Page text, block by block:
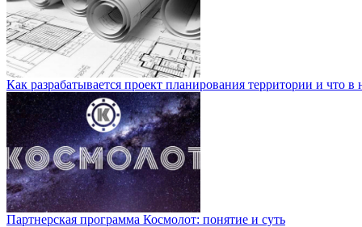
Как разрабатывается проект планирования территории и что в
Партнерская программа Космолот: понятие и суть